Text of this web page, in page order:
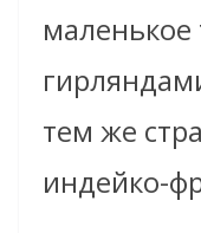
маленькое
тем же
индейко-